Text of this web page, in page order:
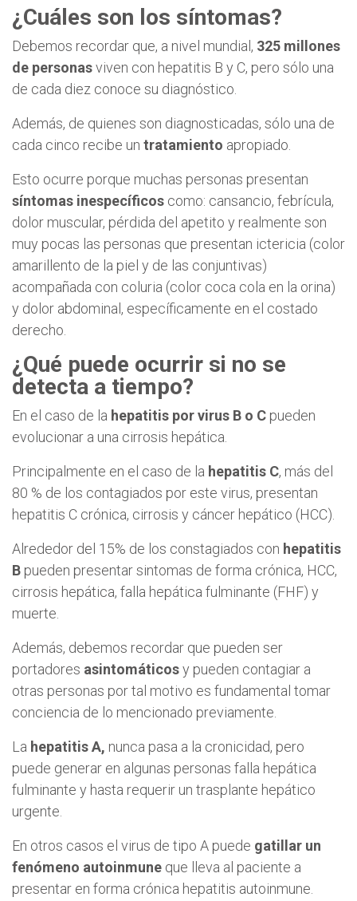
¿Cuáles son los síntomas?
Debemos recordar que, a nivel mundial, 325 millones
de personasviven con hepatitis B y C, pero sólo una
de cada diez conoce su diagnóstico.
Además, de quienes son diagnosticadas, sólo una de
cada cinco recibe un tratamiento apropiado.
Esto ocurre porque muchas personas presentan
síntomas inespecíficos como: cansancio, febrícula,
dolor muscular, pérdida del apetito y realmente son
muy pocas las personas que presentan ictericia (color
amarillento de la piel y de las conjuntivas)
acompañada con coluria (color coca cola en la orina)
y dolor abdominal, específicamente en el costado
derecho.
¿Qué puede ocurrir si no se
detecta a tiempo?
En el caso de la hepatitis por virus B o C pueden
evolucionar a una cirrosis hepática.
Principalmente en el caso de la hepatitis C, más del
80 % de los contagiados por este virus, presentan
hepatitis C crónica, cirrosis y cáncer hepático (HCC).
Alrededor del 15% de los constagiados con hepatitis
B pueden presentar sintomas de forma crónica, HCC,
cirrosis hepática, falla hepática fulminante (FHF) y
muerte.
Además, debemos recordar que pueden ser
portadores asintomáticosy pueden contagiar a
otras personas por tal motivo es fundamental tomar
conciencia de lo mencionado previamente.
La hepatitis A, nunca pasa a la cronicidad, pero
puede generar en algunas personas falla hepática
fulminante y hasta requerir un trasplante hepático
urgente.
En otros casos el virus de tipo A puede gatillar un
fenómeno autoinmune que lleva al paciente a
presentar en forma crónica hepatitis autoinmune.